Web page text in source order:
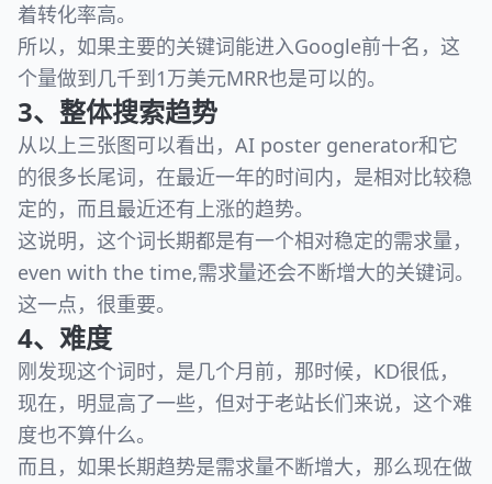
着转化率高。
所以，如果主要的关键词能进入Google前十名，这
个量做到几千到1万美元MRR也是可以的。
3、整体搜索趋势
从以上三张图可以看出，AI poster generator和它
的很多长尾词，在最近一年的时间内，是相对比较稳
定的，而且最近还有上涨的趋势。
这说明，这个词长期都是有一个相对稳定的需求量，
even with the time,需求量还会不断增大的关键词。
这一点，很重要。
4、难度
刚发现这个词时，是几个月前，那时候，KD很低，
现在，明显高了一些，但对于老站长们来说，这个难
度也不算什么。
而且，如果长期趋势是需求量不断增大，那么现在做